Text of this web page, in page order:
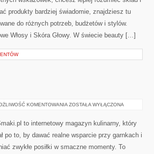
produkty bardziej świadomie, znajdziesz tu
do różnych potrzeb, budżetów i stylów.
Włosy i Skóra Głowy. W świecie beauty […]
KOMENTOWANIA KUCHNIE
ZOSTAŁA WYŁĄCZONA
to internetowy magazyn kulinarny, który
po to, by dawać realne wsparcie przy garnkach i
zwykłe posiłki w smaczne momenty. To